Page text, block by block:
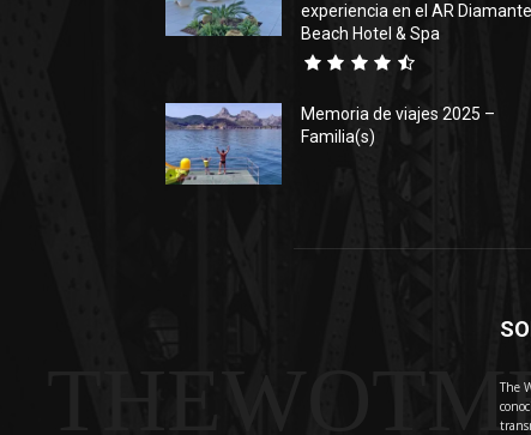
experiencia en el AR Diamante
Beach Hotel & Spa
Memoria de viajes 2025 –
Familia(s)
The